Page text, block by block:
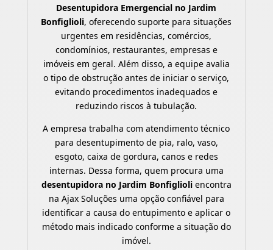
Desentupidora Emergencial no Jardim
Bonfiglioli, oferecendo suporte para situações
urgentes em residências, comércios,
condomínios, restaurantes, empresas e
imóveis em geral. Além disso, a equipe avalia
o tipo de obstrução antes de iniciar o serviço,
evitando procedimentos inadequados e
reduzindo riscos à tubulação.
A empresa trabalha com atendimento técnico
para desentupimento de pia, ralo, vaso,
esgoto, caixa de gordura, canos e redes
internas. Dessa forma, quem procura uma
desentupidora no Jardim Bonfiglioliencontra
na Ajax Soluções uma opção confiável para
identificar a causa do entupimento e aplicar o
método mais indicado conforme a situação do
imóvel.